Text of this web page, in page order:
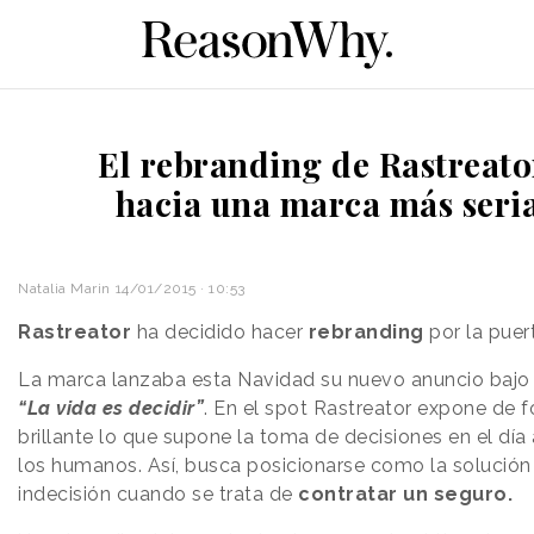
El rebranding de
hacia una marca más
Natalia Marin 14/01/2015 · 10:53
Rastreator ha decidido hacer rebranding por la
La marca lanzaba esta Navidad su nuevo anuncio
“La vida es decidir”. En el spot Rastreator expone de
brillante lo que supone la toma de decisiones en el día
los humanos. Así, busca posicionarse como la solución
indecisión cuando se trata de contratar un seguro.